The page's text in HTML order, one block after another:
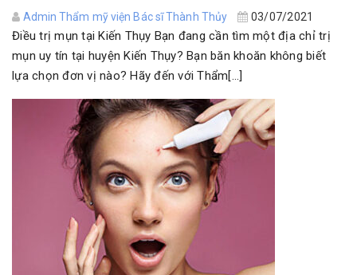
Admin Thẩm mỹ viện Bác sĩ Thành Thủy 03/07/2021
Điều trị mụn tại Kiến Thụy Bạn đang cần tìm một địa chỉ trị
mụn uy tín tại huyện Kiến Thụy? Bạn băn khoăn không biết
lựa chọn đơn vị nào? Hãy đến với Thẩm[...]